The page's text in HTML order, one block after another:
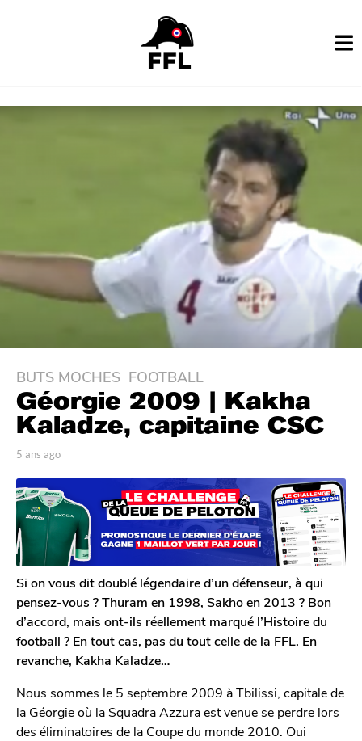
5
a
n
s
a
o
6
m
o
i
s
a
g
o
BUTS MOCHES ,FOOTBALL
Géorgie 2009 | Kakha
Kaladze, capitaine CSC
p
r
J
o
n
a
s
5 ans ago
i
s
Si on vous dit doublé légendaire d’un défenseur, à qui
pensez-vous ? Thuram en 1998, Sakho en 2013 ? Bon
d’accord, mais ont-ils réellement marqué l’Histoire du
football ? En tout cas, pas du tout celle de la FFL. En
revanche, Kakha Kaladze…
Nous sommes le 5 septembre 2009 à Tbilissi, capitale de
la Géorgie où la Squadra Azzura est venue se perdre lors
des éliminatoires de la Coupe du monde 2010. Oui